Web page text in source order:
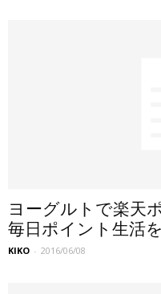
ヨーグルトで楽天
毎日ポイント生活
KIKO - 2016/06/08